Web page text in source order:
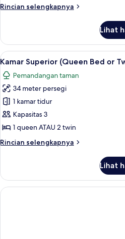
(Two-
or
Twin
Beds)
Rincian selengkapnya
Rincian
Apartemen,
pemandangan
kebun
Bedroom,
Queen
or
Twin
Beds)
Lihat
Lihat
semua
foto
untuk
Kamar
Superior
(Queen
or
Deluxe)
2
Kamar Superior (Queen Bed or
Pemandangan taman
34 meter persegi
1 kamar tidur
Kapasitas 3
1 queen ATAU 2 twin
Rincian selengkapnya
Rincian
Kamar
Superior
(Queen
Lihat